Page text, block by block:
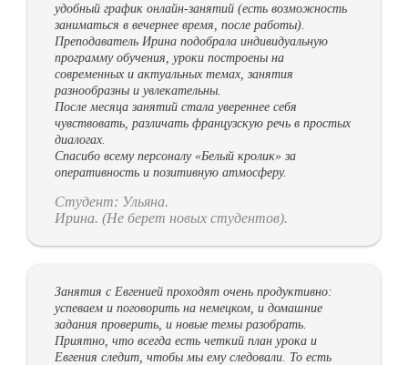
удобный график онлайн-занятий (есть возможность
заниматься в вечернее время, после работы).
Преподаватель Ирина подобрала индивидуальную
программу обучения, уроки построены на
современных и актуальных темах, занятия
разнообразны и увлекательны.
После месяца занятий стала увереннее себя
чувствовать, различать французскую речь в простых
диалогах.
Спасибо всему персоналу «Белый кролик» за
оперативность и позитивную атмосферу.
Студент: Ульяна.
Ирина. (Не берет новых студентов).
Занятия с Евгенией проходят очень продуктивно:
успеваем и поговорить на немецком, и домашние
задания проверить, и новые темы разобрать.
Приятно, что всегда есть четкий план урока и
Евгения следит, чтобы мы ему следовали. То есть